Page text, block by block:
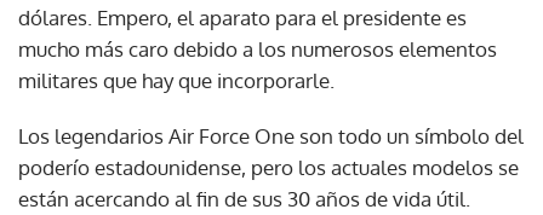
dólares. Empero, el aparato para el presidente es
mucho más caro debido a los numerosos elementos
militares que hay que incorporarle.
Los legendarios Air Force One son todo un símbolo del
poderío estadounidense, pero los actuales modelos se
están acercando al fin de sus 30 años de vida útil.